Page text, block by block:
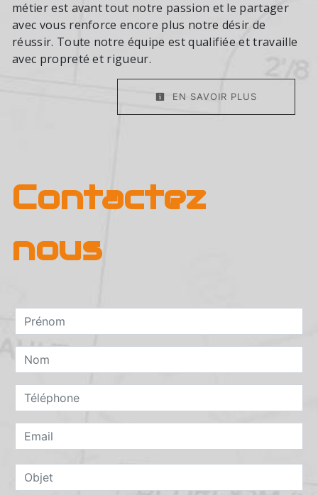
métier est avant tout notre passion et le partager
avec vous renforce encore plus notre désir de
réussir. Toute notre équipe est qualifiée et travaille
avec propreté et rigueur.
EN SAVOIR PLUS
Contactez
nous